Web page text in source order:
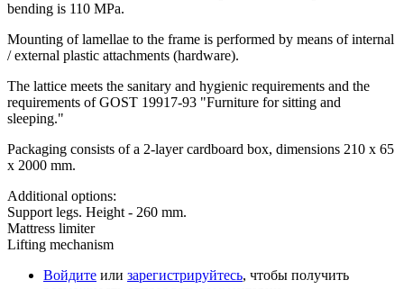
bending is 110 MPa.
Mounting of lamellae to the frame is performed by means of internal
/ external plastic attachments (hardware).
The lattice meets the sanitary and hygienic requirements and the
requirements of GOST 19917-93 "Furniture for sitting and
sleeping."
Packaging consists of a 2-layer cardboard box, dimensions 210 x 65
x 2000 mm.
Additional options:
Support legs. Height - 260 mm.
Mattress limiter
Lifting mechanism
Войдите или зарегистрируйтесь, чтобы получить